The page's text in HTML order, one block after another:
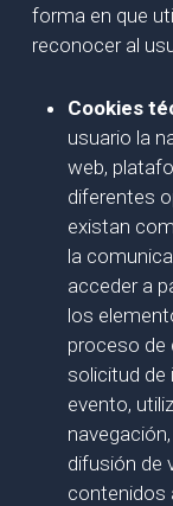
forma en que
reconocer al
Cookies
usuario la
web,
diferentes
existan
la
acceder a
los
proceso de
solicitud de
evento,
difusión de
contenidos